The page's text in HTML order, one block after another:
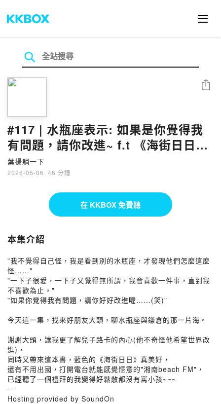
#117 | 水瓶座表示: 如果是你覺得我
有問題，請你改進~ f.t 《海街日日》
旅遊作家與正港水瓶男孩大頭dato
葉揚躺一下
2026-05-06 · 46 分鐘
分享
在 KKBOX 免費聽
本集介紹
"我不覺得自己怪，我是看到別的水瓶座，才發現他們怎麼這麼
怪……"
"一下子很愛，一下子又覺得無所謂，我會喜歡一件事，直到我
不喜歡為止。"
"如果你覺得我有問題，請你好好改進喔……(笑)"
今天這一集，找來好朋友大頭，聊水瓶座與鎌倉的那一片海。
謝謝大頭，讓我更了解兒子路卡的內心(他不奇怪他希望世界改
進)，
同時又帶來這本書，藍色的《海街日日》真美好，
還有不用出國，打開電台就能感覺愜意的"湘南beach FM"，
已經聽了一個禮拜的我變得好鬆散都沒有罵小孩~~~
--
Hosting provided by SoundOn